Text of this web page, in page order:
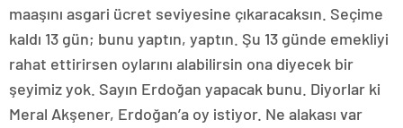
maaşını asgari ücret seviyesine çıkaracaksın. Seçime
kaldı 13 gün; bunu yaptın, yaptın. Şu 13 günde emekliyi
rahat ettirirsen oylarını alabilirsin ona diyecek bir
şeyimiz yok. Sayın Erdoğan yapacak bunu. Diyorlar ki
Meral Akşener, Erdoğan’a oy istiyor. Ne alakası var